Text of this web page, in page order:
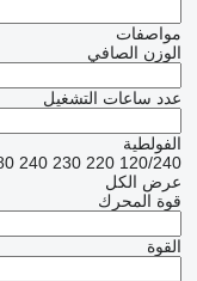
مواصفات
الوزن الصافي
عدد ساعات التشغيل
الفولطية
120/240
220
230
240
عرض الكل
قوة المحرك
القوة